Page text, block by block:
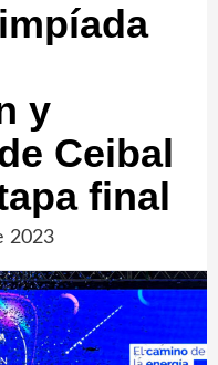
y
Ceibal
final
2023